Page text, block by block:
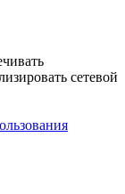
сетевой